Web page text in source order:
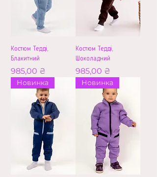
Костюм Тедді,
Блакитний
Ціна
985,00 ₴
Костюм Тедді,
Шоколадний
Ціна
985,00 ₴
Новинка Новинка